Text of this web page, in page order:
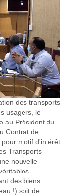
des transports
usagers, le
au Président du
Contrat de
pour motif d'intérêt
Transports
nouvelle
des biens
!) soit de